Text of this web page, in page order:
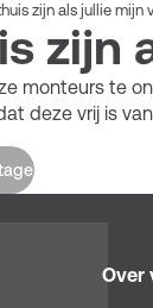
zijn als jullie mijn
zijn
monteurs te
deze vrij is
Over